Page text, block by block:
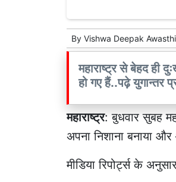
By Vishwa Deepak Awasthi
महाराष्ट्र से बेहद
हो गए हैं..पढ़े युगान्तर
महाराष्ट्र: बुधवार सुबह
अपना निशाना बनाया और
मीडिया रिपोर्ट्स के